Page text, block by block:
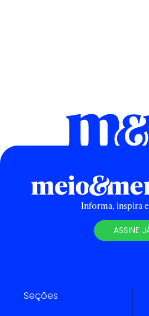
Informa, inspira
ASSINE
Seções